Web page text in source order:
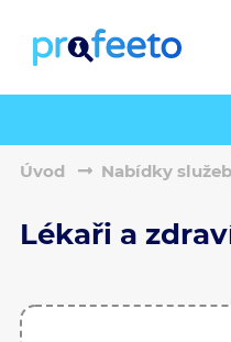
Úvod Nabídky služeb
Lékaři a